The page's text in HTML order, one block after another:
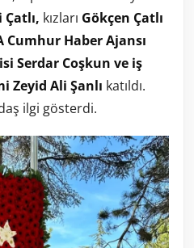
Çatlı, kızları Gökçen Çatlı
Cumhur Haber Ajansı
Serdar Coşkun ve iş
Zeyid Ali Şanlı katıldı.
ilgi gösterdi.